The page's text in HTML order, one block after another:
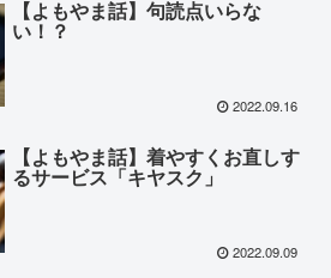
【よもやま話】句読点いらな
い！？
2022.09.16
【よもやま話】着やすくお直しす
るサービス「キヤスク」
2022.09.09